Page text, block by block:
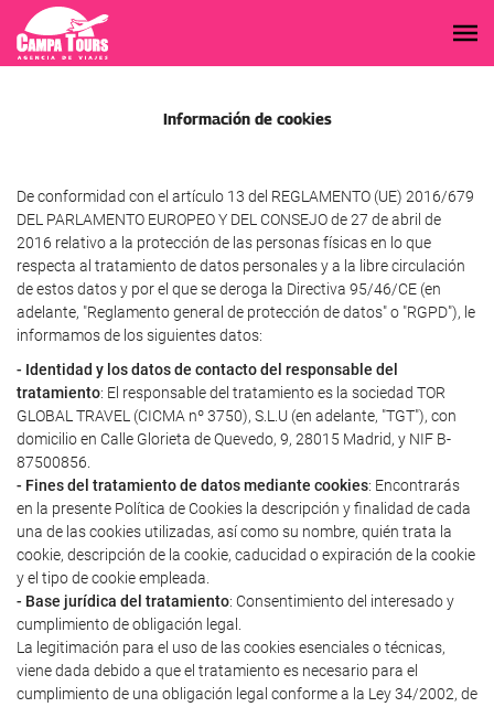
Información de cookies
De conformidad con el artículo 13 del REGLAMENTO (UE) 2016/679
DEL PARLAMENTO EUROPEO Y DEL CONSEJO de 27 de abril de
2016 relativo a la protección de las personas físicas en lo que
respecta al tratamiento de datos personales y a la libre circulación
de estos datos y por el que se deroga la Directiva 95/46/CE (en
adelante, "Reglamento general de protección de datos" o "RGPD"), le
informamos de los siguientes datos:
- Identidad y los datos de contacto del responsable del
tratamiento: El responsable del tratamiento es la sociedad TOR
GLOBAL TRAVEL (CICMA nº 3750), S.L.U (en adelante, "TGT"), con
domicilio en Calle Glorieta de Quevedo, 9, 28015 Madrid, y NIF B-
87500856.
- Fines del tratamiento de datos mediante cookies: Encontrarás
en la presente Política de Cookies la descripción y finalidad de cada
una de las cookies utilizadas, así como su nombre, quién trata la
cookie, descripción de la cookie, caducidad o expiración de la cookie
y el tipo de cookie empleada.
- Base jurídica del tratamiento: Consentimiento del interesado y
cumplimiento de obligación legal.
La legitimación para el uso de las cookies esenciales o técnicas,
viene dada debido a que el tratamiento es necesario para el
cumplimiento de una obligación legal conforme a la Ley 34/2002, de